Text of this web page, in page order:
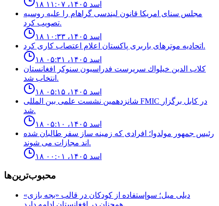
۱۸ اسد ۱۴۰۵، ۱۱:۰۷
مجلس سناى امريكا قانون ليندسى گراهام را عليه روسيه
تصويب كرد.
۱۸ اسد ۱۴۰۵، ۱۰:۳۳
اتحادیه موترهای باربری پاکستان اعلام اعتصاب کاری کرد.
۱۸ اسد ۱۴۰۵، ۰۵:۳۱
كلاب الدين خيلواك سريرست فدراسيون سنوكر افغانستان
انتخاب شد.
۱۸ اسد ۱۴۰۵، ۰۵:۱۵
شانزدهمين نشست علمى بين المللى FMIC در كابل برگزار
شد.
۱۸ اسد ۱۴۰۵، ۰۵:۱۰
رئيس جمهور مولدوا؛ افرادى كه زمينه ساز سفر طالبان شده
اند مجازات مى شوند.
۱۸ اسد ۱۴۰۵، ۰۰:۰۱
محبوب‌ترین‌ها
ديلى ميل؛ سوإستفاده از كودكان در قالب «بجه بازى»
همچنان در افغانستان ادامه دارد.